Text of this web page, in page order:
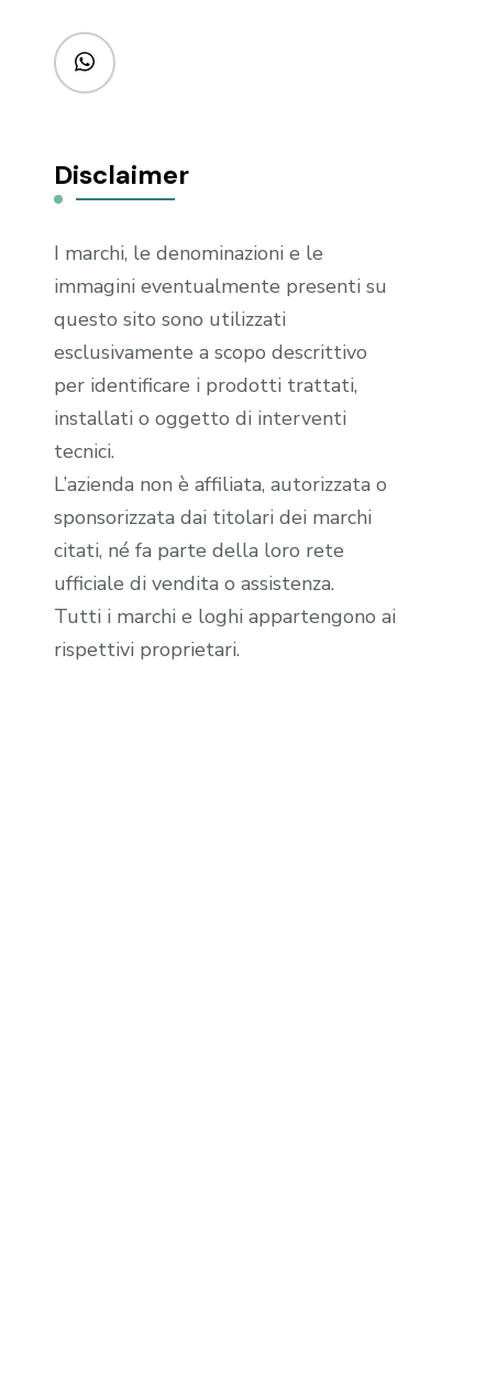
Disclaimer
I marchi, le denominazioni e le
immagini eventualmente presenti su
questo sito sono utilizzati
esclusivamente a scopo descrittivo
per identificare i prodotti trattati,
installati o oggetto di interventi
tecnici.
L’azienda non è affiliata, autorizzata o
sponsorizzata dai titolari dei marchi
citati, né fa parte della loro rete
ufficiale di vendita o assistenza.
Tutti i marchi e loghi appartengono ai
rispettivi proprietari.